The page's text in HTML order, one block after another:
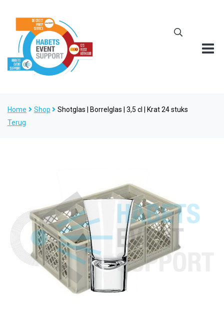
Home Shop
Shotglas | Borrelglas | 3,5 cl | Krat 24 stuks
Terug